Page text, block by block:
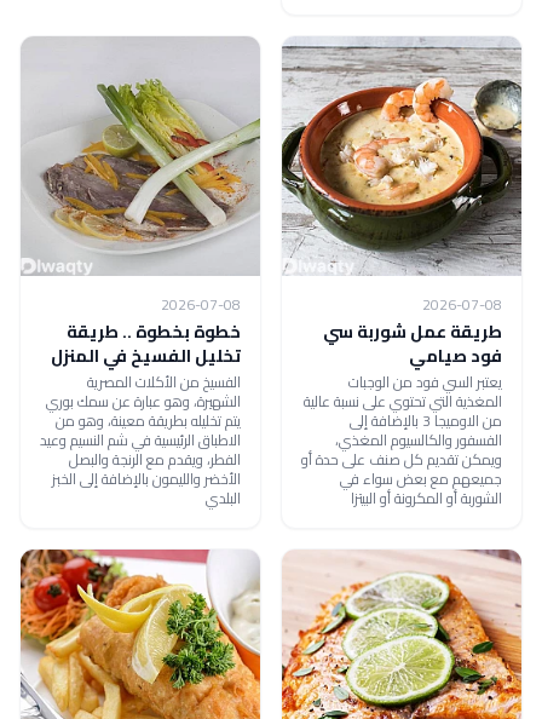
2026-07-08
طريقة عمل شوربة سي
فود صيامي
يعتبر السي فود من الوجبات
المغذية التي تحتوي على نسبة عالية
من الاوميجا 3 بالإضافة إلى
الفسفور والكالسيوم المغذي،
ويمكن تقديم كل صنف على حدة أو
جميعهم مع بعض سواء في
الشوربة أو المكرونة أو البيتزا
2026-07-08
خطوة بخطوة .. طريقة
تخليل الفسيخ في المنزل
الفسيخ من الأكلات المصرية
الشهيرة، وهو عبارة عن سمك بوري
يتم تخليله بطريقة معينة، وهو من
الاطباق الرئيسية في شم النسيم وعيد
الفطر، ويقدم مع الرنجة والبصل
الأخضر والليمون بالإضافة إلى الخبز
البلدي